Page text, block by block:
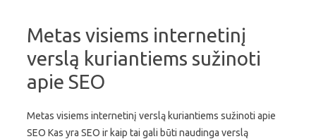
Metas visiems internetinį
verslą kuriantiems sužinoti
apie SEO
Metas visiems internetinį verslą kuriantiems sužinoti apie
SEO Kas yra SEO ir kaip tai gali būti naudinga verslą